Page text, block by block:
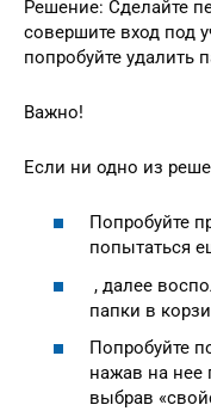
Решение: Сделайте
совершите вход под
попробуйте удалить
Важно!
Если ни одно из
Попробуйте
попытаться
, далее
папки в
Попробуйте
нажав на нее
выбрав